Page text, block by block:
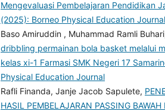
Mengevaluasi Pembelajaran Pendidikan
(2025): Borneo Physical Education Journal
Baso Amiruddin , Muhammad Ramli
dribbling permainan bola basket melalui
kelas xi-1 Farmasi SMK Negeri 17
Physical Education Journal
Rafli Finanda, Janje Jacob Sapulete,
HASIL PEMBELAJARAN PASSING